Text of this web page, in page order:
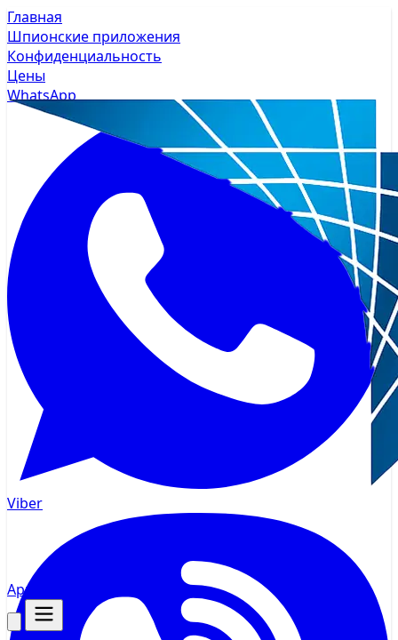
AppMsr
Главная
Шпионские приложения
Конфиденциальность
Цены
WhatsApp
Viber